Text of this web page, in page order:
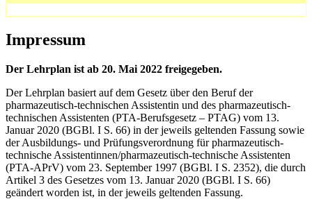
Impressum
Der Lehrplan ist ab 20. Mai 2022 freigegeben.
Der Lehrplan basiert auf dem Gesetz über den Beruf der
pharmazeutisch-technischen Assistentin und des pharmazeutisch-
technischen Assistenten (PTA-Berufsgesetz – PTAG) vom 13.
Januar 2020 (BGBl. I S. 66) in der jeweils geltenden Fassung sowie
der Ausbildungs- und Prüfungsverordnung für pharmazeutisch-
technische Assistentinnen/pharmazeutisch-technische Assistenten
(PTA-APrV) vom 23. September 1997 (BGBl. I S. 2352), die durch
Artikel 3 des Gesetzes vom 13. Januar 2020 (BGBl. I S. 66)
geändert worden ist, in der jeweils geltenden Fassung.